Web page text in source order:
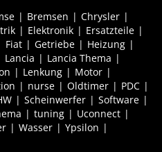
Bremsen
Chrysler
Elektronik
Ersatzteile
Fiat Getriebe
Heizung
Lancia
Lancia Thema
Lenkung
Motor
nurse Oldtimer
PDC
Scheinwerfer
Software
tuning
Uconnect
Wasser
Ypsilon